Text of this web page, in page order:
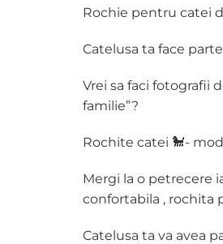
Rochie pentru catei
Catelusa ta face
Vrei sa faci fotografii
familie”?
Rochite catei 🐩-
Mergi la o petrecere
confortabila , rochita
Catelusa ta va avea